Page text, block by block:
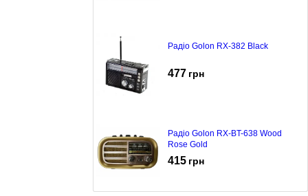
Радіо Golon RX-382 Black
477 грн
Радіо Golon RX-BT-638 Wood
Rose Gold
415 грн